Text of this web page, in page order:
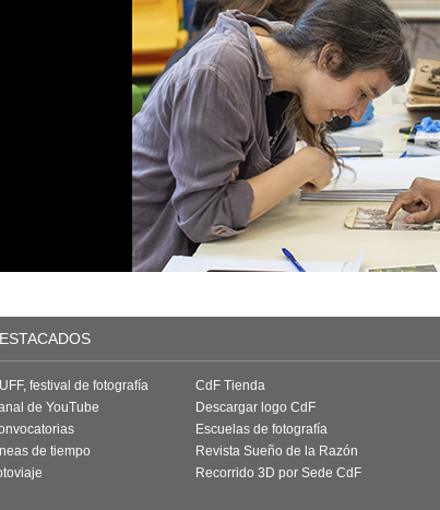
festival de fotografía
de YouTube
de tiempo
CdF Tienda
Descargar logo CdF
Escuelas de fotografía
Revista Sueño de la Razón
Recorrido 3D por Sede CdF